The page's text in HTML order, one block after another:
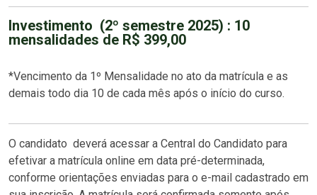
Investimento (2º semestre 2025) : 10
mensalidades de R$ 399,00
*Vencimento da 1º Mensalidade no ato da matrícula e as
demais todo dia 10 de cada mês após o início do curso.
O candidato deverá acessar a Central do Candidato para
efetivar a matrícula online em data pré-determinada,
conforme orientações enviadas para o e-mail cadastrado em